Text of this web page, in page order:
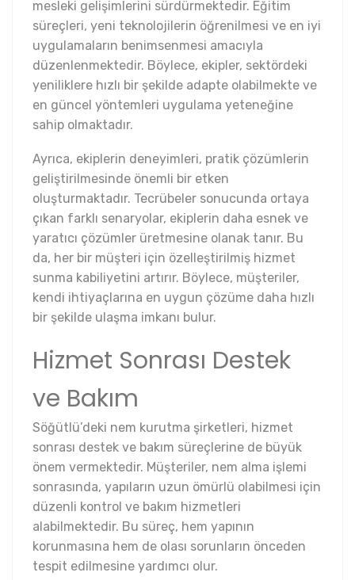
mesleki gelişimlerini sürdürmektedir. Eğitim
süreçleri, yeni teknolojilerin öğrenilmesi ve en iyi
uygulamaların benimsenmesi amacıyla
düzenlenmektedir. Böylece, ekipler, sektördeki
yeniliklere hızlı bir şekilde adapte olabilmekte ve
en güncel yöntemleri uygulama yeteneğine
sahip olmaktadır.
Ayrıca, ekiplerin deneyimleri, pratik çözümlerin
geliştirilmesinde önemli bir etken
oluşturmaktadır. Tecrübeler sonucunda ortaya
çıkan farklı senaryolar, ekiplerin daha esnek ve
yaratıcı çözümler üretmesine olanak tanır. Bu
da, her bir müşteri için özelleştirilmiş hizmet
sunma kabiliyetini artırır. Böylece, müşteriler,
kendi ihtiyaçlarına en uygun çözüme daha hızlı
bir şekilde ulaşma imkanı bulur.
Hizmet Sonrası Destek
ve Bakım
Söğütlü’deki nem kurutma şirketleri, hizmet
sonrası destek ve bakım süreçlerine de büyük
önem vermektedir. Müşteriler, nem alma işlemi
sonrasında, yapıların uzun ömürlü olabilmesi için
düzenli kontrol ve bakım hizmetleri
alabilmektedir. Bu süreç, hem yapının
korunmasına hem de olası sorunların önceden
tespit edilmesine yardımcı olur.